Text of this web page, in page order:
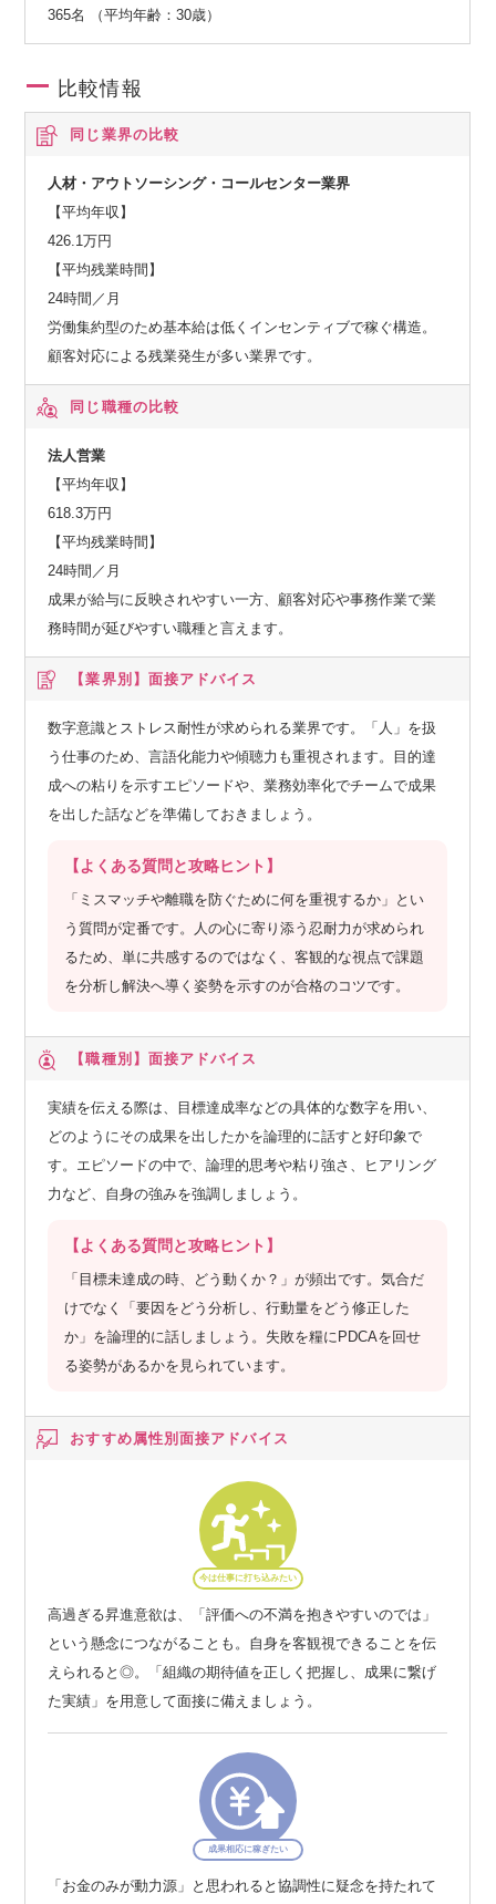
開を通して確立した解決策を、日本と同様の課題に直面する
回していくことを目的としています。
365名 （平均年齢：30歳）
比較情報
同じ業界の比較
人材・アウトソーシング・コールセンター業界
【平均年収】
426.1万円
【平均残業時間】
24時間／月
労働集約型のため基本給は低くインセンティブで稼ぐ構造。
顧客対応による残業発生が多い業界です。
同じ職種の比較
法人営業
【平均年収】
618.3万円
【平均残業時間】
24時間／月
成果が給与に反映されやすい一方、顧客対応や事務作業で業
務時間が延びやすい職種と言えます。
【業界別】 面接アドバイス
数字意識とストレス耐性が求められる業界です。「人」を扱
う仕事のため、言語化能力や傾聴力も重視されます。目的達
成への粘りを示すエピソードや、業務効率化でチームで成果
を出した話などを準備しておきましょう。
【よくある質問と攻略ヒント】
「ミスマッチや離職を防ぐために何を重視するか」とい
う質問が定番です。人の心に寄り添う忍耐力が求められ
るため、単に共感するのではなく、客観的な視点で課題
を分析し解決へ導く姿勢を示すのが合格のコツです。
【職種別】 面接アドバイス
実績を伝える際は、目標達成率などの具体的な数字を用い、
どのようにその成果を出したかを論理的に話すと好印象で
す。エピソードの中で、論理的思考や粘り強さ、ヒアリング
力など、自身の強みを強調しましょう。
【よくある質問と攻略ヒント】
「目標未達成の時、どう動くか？」が頻出です。気合だ
けでなく「要因をどう分析し、行動量をどう修正した
か」を論理的に話しましょう。失敗を糧にPDCAを回せ
る姿勢があるかを見られています。
おすすめ属性別面接アドバイス
今は仕事に打ち込みたい
高過ぎる昇進意欲は、「評価への不満を抱きやすいのでは」
という懸念につながることも。自身を客観視できることを伝
えられると◎。「組織の期待値を正しく把握し、成果に繋げ
た実績」を用意して面接に備えましょう。
成果相応に稼ぎたい
「お金のみが動力源」と思われると協調性に疑念を持たれて